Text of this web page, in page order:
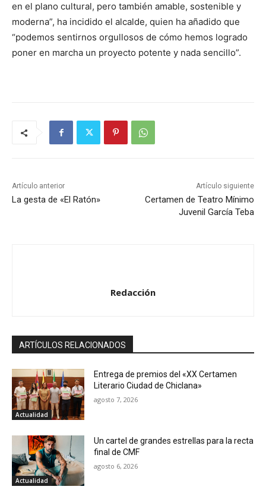
en el plano cultural, pero también amable, sostenible y
moderna”, ha incidido el alcalde, quien ha añadido que
“podemos sentirnos orgullosos de cómo hemos logrado
poner en marcha un proyecto potente y nada sencillo”.
Artículo anterior
La gesta de «El Ratón»
Artículo siguiente
Certamen de Teatro Mínimo
Juvenil García Teba
Redacción
ARTÍCULOS RELACIONADOS
Actualidad
Entrega de premios del «XX Certamen
Literario Ciudad de Chiclana»
agosto 7, 2026
Actualidad
Un cartel de grandes estrellas para la recta
final de CMF
agosto 6, 2026